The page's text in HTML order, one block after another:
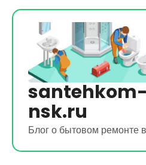
Перейти
содержимому
santehkom-
nsk.ru
Блог о бытовом ремонте